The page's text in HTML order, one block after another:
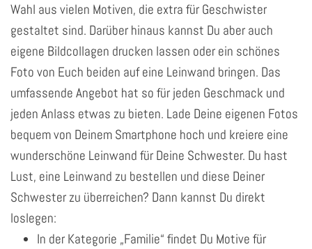
Wahl aus vielen Motiven, die extra für Geschwister
gestaltet sind. Darüber hinaus kannst Du aber auch
eigene Bildcollagen drucken lassen oder ein schönes
Foto von Euch beiden auf eine Leinwand bringen. Das
umfassende Angebot hat so für jeden Geschmack und
jeden Anlass etwas zu bieten. Lade Deine eigenen Fotos
bequem von Deinem Smartphone hoch und kreiere eine
wunderschöne Leinwand für Deine Schwester. Du hast
Lust, eine Leinwand zu bestellen und diese Deiner
Schwester zu überreichen? Dann kannst Du direkt
loslegen:
In der Kategorie „Familie“ findet Du Motive für